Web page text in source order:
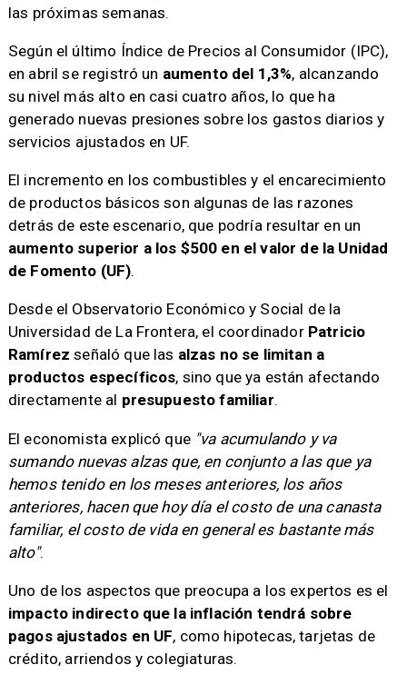
las próximas semanas.
Según el último Índice de Precios al Consumidor (IPC),
en abril se registró un aumento del 1,3%, alcanzando
su nivel más alto en casi cuatro años, lo que ha
generado nuevas presiones sobre los gastos diarios y
servicios ajustados en UF.
El incremento en los combustibles y el encarecimiento
de productos básicos son algunas de las razones
detrás de este escenario, que podría resultar en un
aumento superior a los $500 en el valor de la Unidad
de Fomento (UF).
Desde el Observatorio Económico y Social de la
Universidad de La Frontera, el coordinador Patricio
Ramírez señaló que las alzas no se limitan a
productos específicos, sino que ya están afectando
directamente al presupuesto familiar.
El economista explicó que "va acumulando y va
sumando nuevas alzas que, en conjunto a las que ya
hemos tenido en los meses anteriores, los años
anteriores, hacen que hoy día el costo de una canasta
familiar, el costo de vida en general es bastante más
alto".
Uno de los aspectos que preocupa a los expertos es el
impacto indirecto que la inflación tendrá sobre
pagos ajustados en UF, como hipotecas, tarjetas de
crédito, arriendos y colegiaturas.